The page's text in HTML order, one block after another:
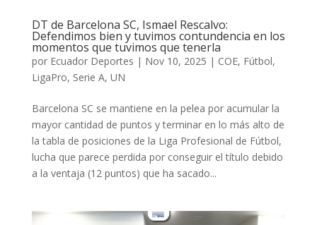
DT de Barcelona SC, Ismael Rescalvo:
Defendimos bien y tuvimos contundencia en los
momentos que tuvimos que tenerla
por Ecuador Deportes | Nov 10, 2025 | COE, Fútbol,
LigaPro, Serie A, UN
Barcelona SC se mantiene en la pelea por acumular la
mayor cantidad de puntos y terminar en lo más alto de
la tabla de posiciones de la Liga Profesional de Fútbol,
lucha que parece perdida por conseguir el título debido
a la ventaja (12 puntos) que ha sacado...